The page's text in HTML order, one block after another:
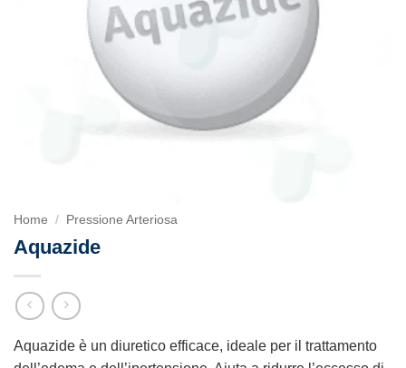
Home / Pressione Arteriosa
Aquazide
Aquazide è un diuretico efficace, ideale per il trattamento